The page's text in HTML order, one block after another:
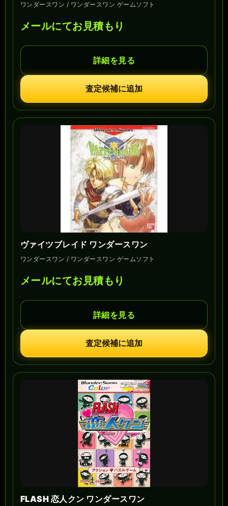
ワンダースワン / ワンダースワン ゲームソフト
メールにてお見積もり
詳細を見る
査定候補に追加
ヴァイツブレイド ワンダースワン
ワンダースワン / ワンダースワン ゲームソフト
メールにてお見積もり
詳細を見る
査定候補に追加
FLASH 恋人クン ワンダースワン